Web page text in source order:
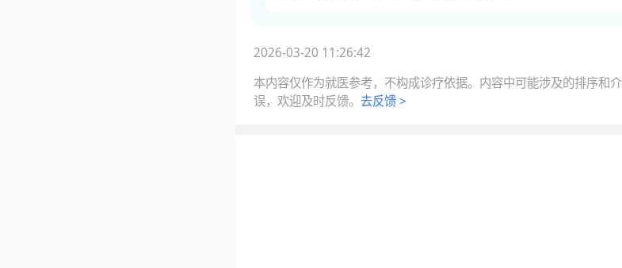
2026-03-20 11:26:42
本内容仅作为就医参考，不构成诊疗依据。内容中可能涉及的排序和
误，欢迎及时反馈。去反馈 >